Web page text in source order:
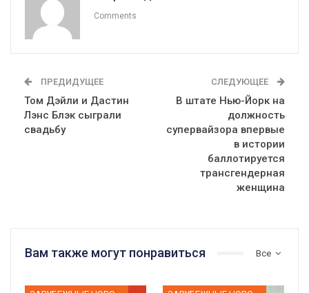
Comments
ПРЕДИДУЩЕЕ
Том Дэйли и Дастин
Лэнс Блэк сыграли
свадьбу
СЛЕДУЮЩЕЕ
В штате Нью-Йорк на
должность
супервайзора впервые
в истории
баллотируется
трансгендерная
женщина
Все
Вам также могут понравиться